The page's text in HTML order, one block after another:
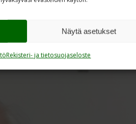
Näytä asetukset
Rekisteri- ja tietosuojaseloste
Saarivaaran ilmavalvonta-
Sirkkaa kukkien, kahvin ja